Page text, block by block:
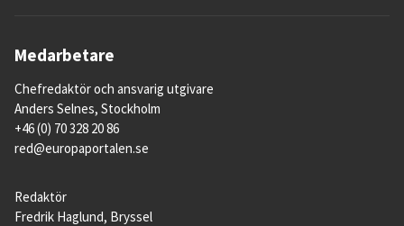
Medarbetare
Chefredaktör och ansvarig utgivare
Anders Selnes, Stockholm
+46 (0) 70 328 20 86
red@europaportalen.se
Redaktör
Fredrik Haglund, Bryssel